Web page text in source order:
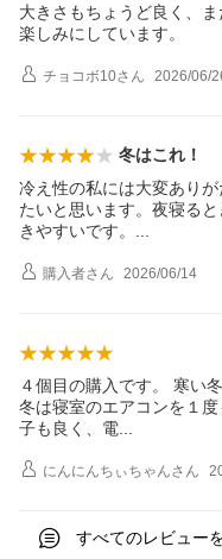
大きさもちょうど良く、
楽しみにしています。
チョコボ10さん 2026/06/
冬はこれ！
冷え性の私には大変あり
たいと思います。夜寝る
きやすいです。
購入者さん 2026/06/14
４個目の購入です。 寒い
冬は寝室のエアコンを１
子も良く、 電
にんにんちぃちゃんさん
すべてのレビュー